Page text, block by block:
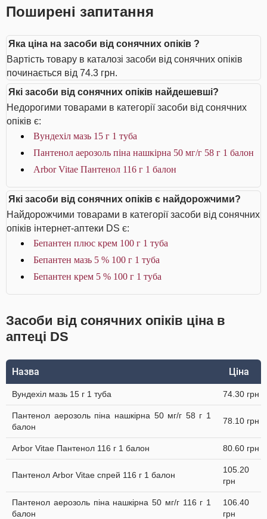
Поширені запитання
Яка ціна на засоби від сонячних опіків ?
Вартість товару в каталозі засоби від сонячних опіків
починається від 74.3 грн.
Які засоби від сонячних опіків найдешевші?
Недорогими товарами в категорії засоби від сонячних
опіків є:
Вундехіл мазь 15 г 1 туба
Пантенол аерозоль піна нашкірна 50 мг/г 58 г 1 балон
Arbor Vitae Пантенол 116 г 1 балон
Які засоби від сонячних опіків є найдорожчими?
Найдорожчими товарами в категорії засоби від сонячних
опіків інтернет-аптеки DS є:
Бепантен плюс крем 100 г 1 туба
Бепантен мазь 5 % 100 г 1 туба
Бепантен крем 5 % 100 г 1 туба
Засоби від сонячних опіків ціна в
аптеці DS
Назва Ціна
Вундехіл мазь 15 г 1 туба 74.30 грн
Пантенол аерозоль піна нашкірна 50 мг/г 58 г 1
балон
78.10 грн
Arbor Vitae Пантенол 116 г 1 балон 80.60 грн
Пантенол Arbor Vitae спрей 116 г 1 балон
105.20
грн
Пантенол аерозоль піна нашкірна 50 мг/г 116 г 1
балон
106.40
грн